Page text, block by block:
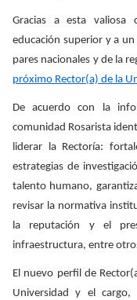
Gracias a esta valiosa
educación superior y a
pares nacionales y de la
próximo Rector(a) de la
De acuerdo con la
comunidad Rosarista
liderar la Rectoría:
estrategias de
talento humano,
revisar la normativa
la reputación y el
infraestructura, entre
El nuevo perfil de
Universidad y el cargo,